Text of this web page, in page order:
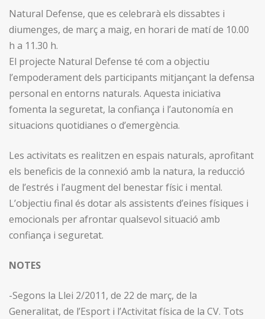
Natural Defense, que es celebrarà els dissabtes i
diumenges, de març a maig, en horari de matí de 10.00
h a 11.30 h.
El projecte Natural Defense té com a objectiu
l’empoderament dels participants mitjançant la defensa
personal en entorns naturals. Aquesta iniciativa
fomenta la seguretat, la confiança i l’autonomía en
situacions quotidianes o d’emergència.
Les activitats es realitzen en espais naturals, aprofitant
els beneficis de la connexió amb la natura, la reducció
de l’estrés i l’augment del benestar físic i mental.
L’objectiu final és dotar als assistents d’eines físiques i
emocionals per afrontar qualsevol situació amb
confiança i seguretat.
NOTES
-Segons la Llei 2/2011, de 22 de març, de la
Generalitat, de l’Esport i l’Activitat física de la CV. Tots